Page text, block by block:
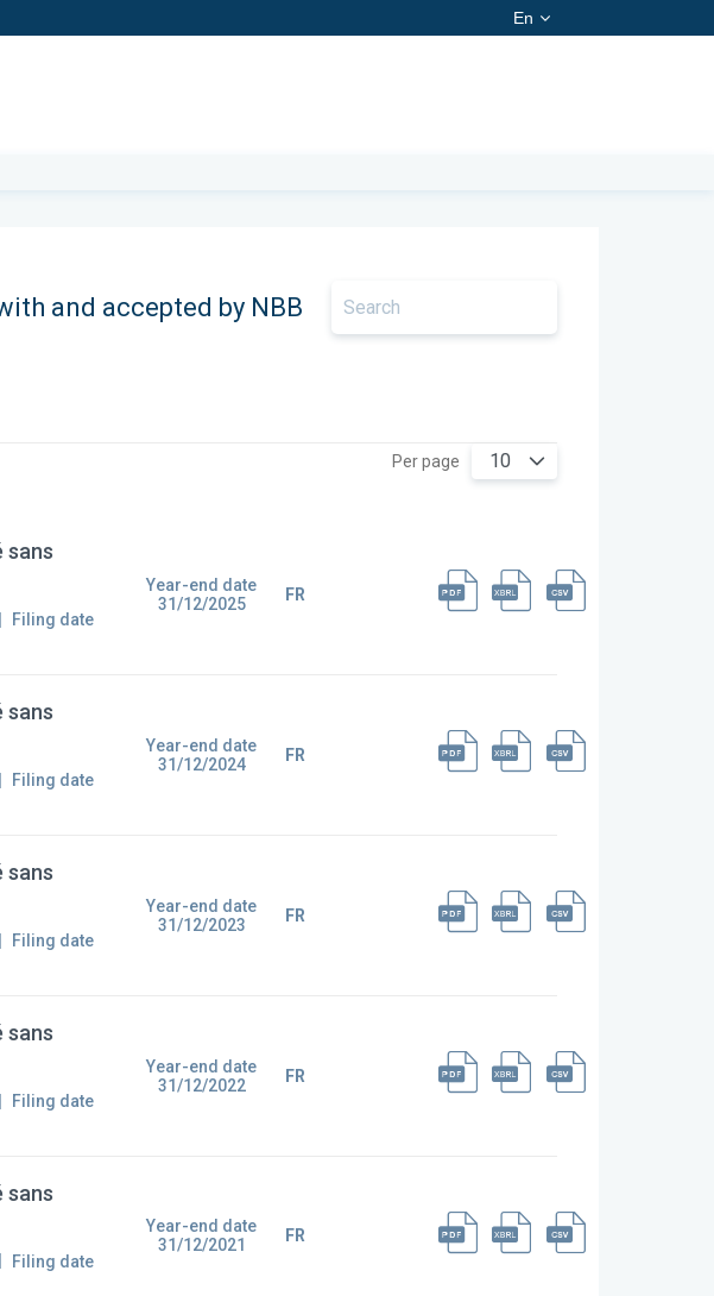
En
and accepted by NBB
Per page 10
sans
Filing date
Year-end date
31/12/2025
FR
sans
Filing date
Year-end date
31/12/2024
FR
sans
Filing date
Year-end date
31/12/2023
FR
sans
Filing date
Year-end date
31/12/2022
FR
sans
Filing date
Year-end date
31/12/2021
FR